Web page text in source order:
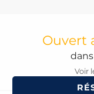
Ouvert
Voir